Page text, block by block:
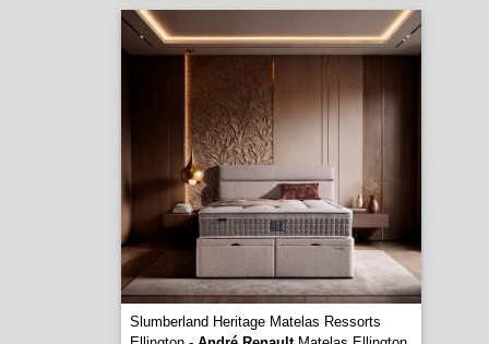
Slumberland Heritage Matelas Ressorts